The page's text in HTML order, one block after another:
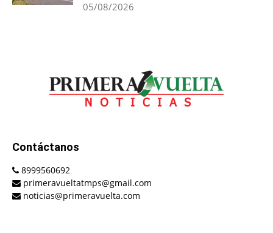
05/08/2026
Contáctanos
8999560692
primeravueltatmps@gmail.com
noticias@primeravuelta.com